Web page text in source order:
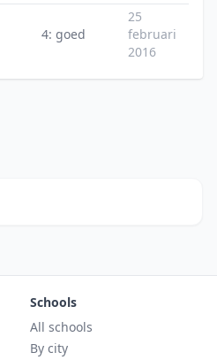
4: goed
25
februari
2016
Schools
All schools
By city